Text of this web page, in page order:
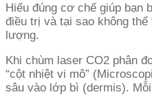
Hiểu đúng cơ chế giúp bạn
điều trị và tại sao không thể
lượng.
Khi chùm laser CO2 phân
“cột nhiệt vi mô”
sâu vào lớp bì (dermis).